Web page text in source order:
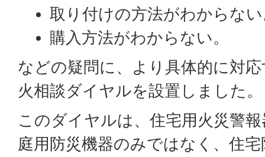
取り付けの方法がわからな
購入方法がわからない。
などの疑問に、より具体的に対
火相談ダイヤルを設置しました。
このダイヤルは、住宅用火災警
庭用防災機器のみではなく、住